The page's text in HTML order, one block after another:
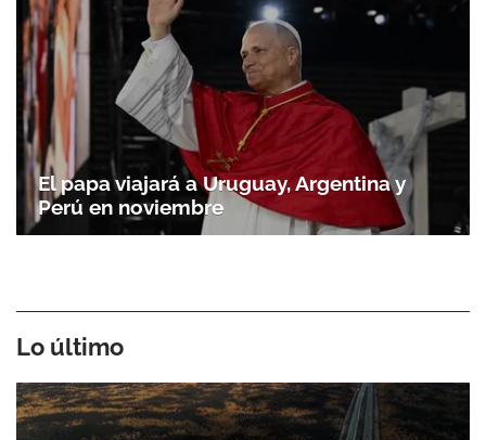
El papa viajará a Uruguay, Argentina y
Perú en noviembre
Lo último